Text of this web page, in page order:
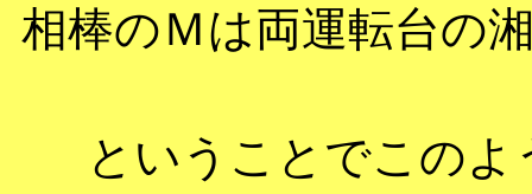
相棒のＭは両運転台の
ということでこの